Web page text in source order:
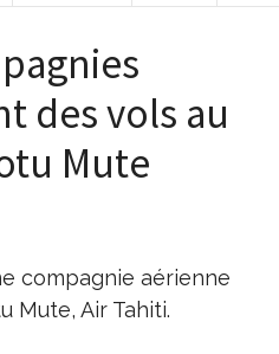
des vols au
Mute
compagnie aérienne
Mute, Air Tahiti.